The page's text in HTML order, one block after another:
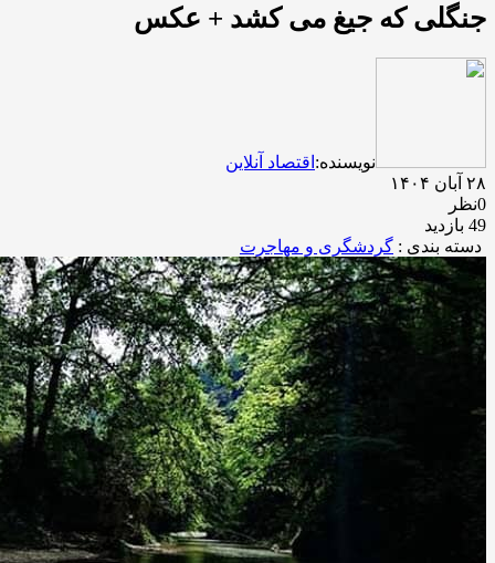
جنگلی که جیغ می کشد + عکس
نویسنده: اقتصاد آنلاین
۲۸ آبان ۱۴۰۴
0نظر
49 بازدید
دسته بندی : گردشگری و مهاجرت